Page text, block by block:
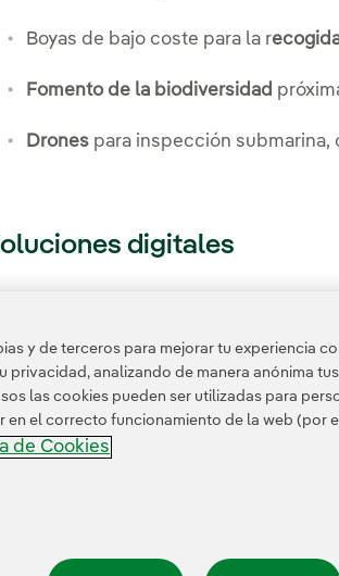
Boyas de bajo coste para la r
Fomento de la biodiversidad
Drones para inspección
digitales
y de terceros para mejorar tu experiencia
privacidad, analizando de manera anónima
las cookies pueden ser utilizadas para
el correcto funcionamiento de la web (por
de Cookies